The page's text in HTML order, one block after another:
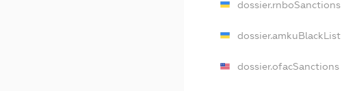
dossier.rnboSanctions
dossier.amkuBlackList
dossier.ofacSanctions